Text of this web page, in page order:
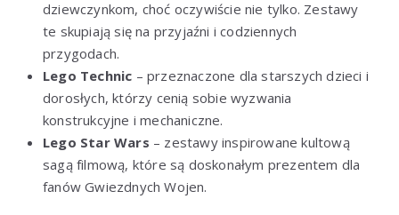
dziewczynkom, choć oczywiście nie tylko. Zestawy
te skupiają się na przyjaźni i codziennych
przygodach.
Lego Technic – przeznaczone dla starszych dzieci i
dorosłych, którzy cenią sobie wyzwania
konstrukcyjne i mechaniczne.
Lego Star Wars – zestawy inspirowane kultową
sagą filmową, które są doskonałym prezentem dla
fanów Gwiezdnych Wojen.